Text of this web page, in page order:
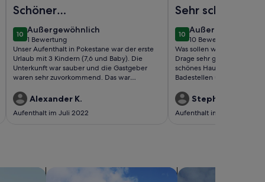
Schöner
Familienurlaub
1010 von 10
Außergewöhnlich
außergewöhnlich
1 Bewertung
(1
bewertung)
Unser Aufenthalt in Pokestane war der erste
Urlaub mit 3 Kindern (7,6 und Baby). Die
Unterkunft war sauber und die Gastgeber
waren sehr zuvorkommend. Das war
Alexander K.
Aufenthalt im Juli 2022
Sehr schöner
in Drage
1010 von 10
Außergewöhnlich
außergewöhnlich
10 Bewertungen
(10
bewertungen)
Was sollen wir sagen. Uns
Drage sehr gut gefallen.
schönes Haus, schöne
Badestellen usw. es hat
Stephan R.
Aufenthalt im Juli 2019
Suche nach Villen Suche nach Chalets